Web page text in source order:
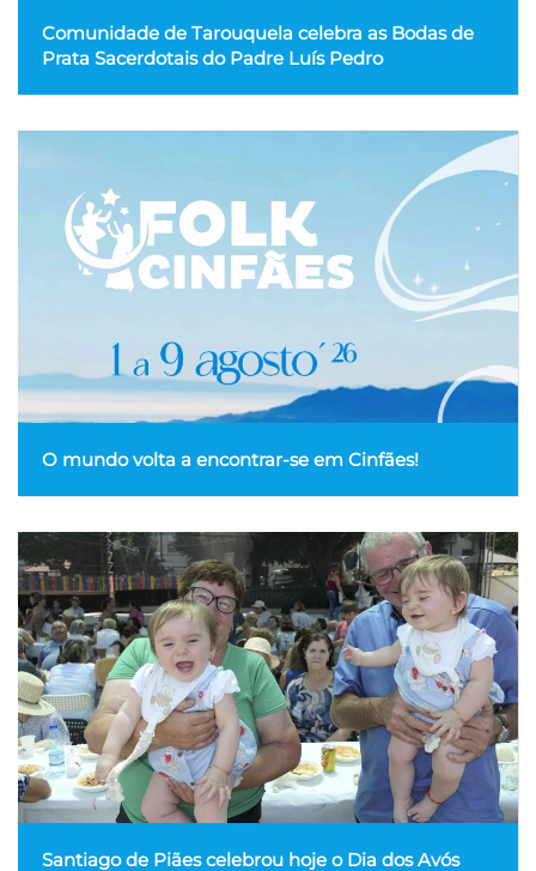
Comunidade de Tarouquela celebra as Bodas de
Prata Sacerdotais do Padre Luís Pedro
O mundo volta a encontrar-se em Cinfães!
Santiago de Piães celebrou hoje o Dia dos Avós